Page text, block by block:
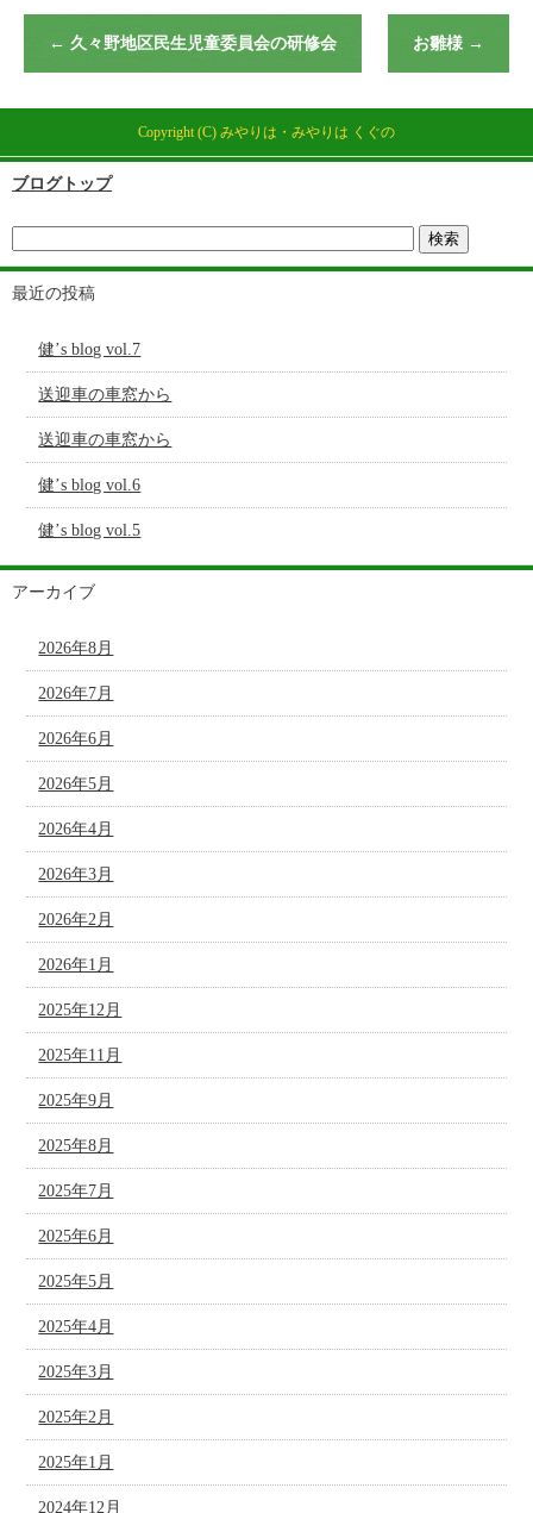
← 久々野地区民生児童委員会の研修会 お雛様 →
Copyright (C) みやりは・みやりは くぐの
ブログトップ
最近の投稿
健’s blog vol.7
送迎車の車窓から
送迎車の車窓から
健’s blog vol.6
健’s blog vol.5
アーカイブ
2026年8月
2026年7月
2026年6月
2026年5月
2026年4月
2026年3月
2026年2月
2026年1月
2025年12月
2025年11月
2025年9月
2025年8月
2025年7月
2025年6月
2025年5月
2025年4月
2025年3月
2025年2月
2025年1月
2024年12月